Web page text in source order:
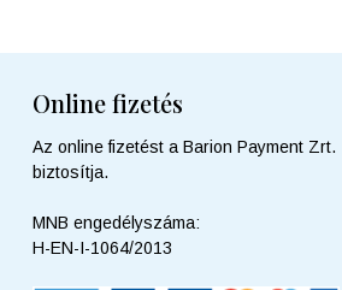
Online fizetés
Az online fizetést a Barion Payment Zrt.
biztosítja.
MNB engedélyszáma:
H-EN-I-1064/2013